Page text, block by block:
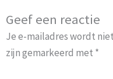
Geef een reactie
Je e-mailadres wordt
zijn gemarkeerd met *